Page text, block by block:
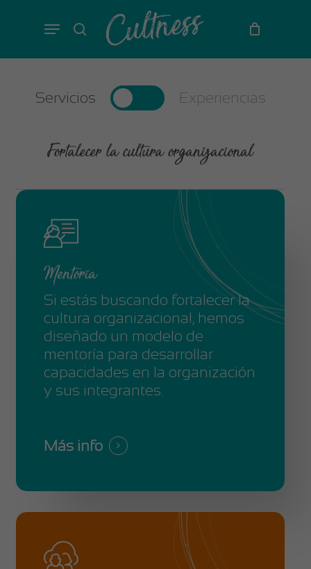
content
search
Menu
Servicios Experiencias
Fortalecer la cultura organizacional
Mentoría
Si estás buscando fortalecer la
cultura organizacional, hemos
diseñado un modelo de
mentoría para desarrollar
capacidades en la organización
y sus integrantes.
Más info